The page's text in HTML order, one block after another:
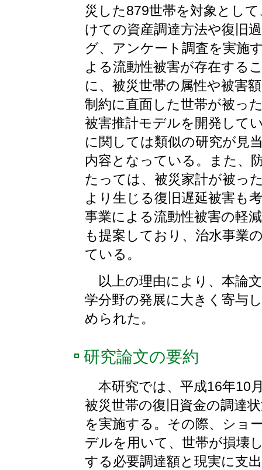
災した879世帯を対象とし
けての資産調達方法や復旧
グ、アンケート調査を実施
よる流動性被害が存在する
に、被災世帯の属性や被害
制約に直面した世帯が被っ
被害推計モデルを開発して
に関しては類似の研究が見
内容となっている。また、
たっては、被災家計が被っ
より生じる復旧遅延被害も
事業による流動性被害の軽
も提案しており、治水事業
ている。
以上の理由により、本論
学分野の発展に大きく寄与
められた。
研究論文の要約
本研究では、平成16年10
被災世帯の復旧資金の調達
を実施する。その際、ショ
デルを用いて、世帯が損壊
する必要調達額と現実に支